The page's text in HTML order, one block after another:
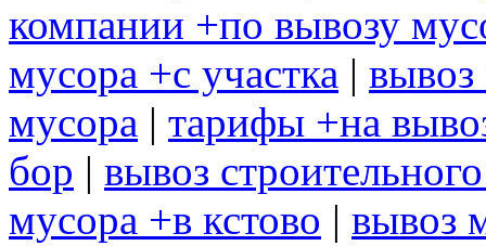
компании +по вывозу
мусора +с участка | вывоз
мусора | тарифы +на
бор | вывоз
мусора +в кстово | вывоз